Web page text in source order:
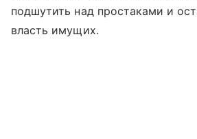
подшутить над простаками и
власть имущих.